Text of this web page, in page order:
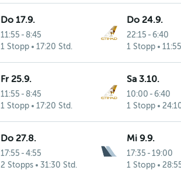
Do 17.9.
11:55 - 8:45
1 Stopp
17:20 Std.
Do 24.9.
22:15 - 6:40
1 Stopp
Fr 25.9.
11:55 - 8:45
1 Stopp
17:20 Std.
Sa 3.10.
10:00 - 6:40
1 Stopp
Do 27.8.
17:55 - 4:55
2 Stopps
31:30 Std.
Mi 9.9.
17:35 - 19:00
1 Stopp